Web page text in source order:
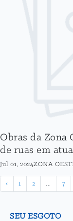
Obras da Zona
de ruas em
Jul 01, 2024ZONA
‹ 1 2 ... 7
SEU ESGOTO